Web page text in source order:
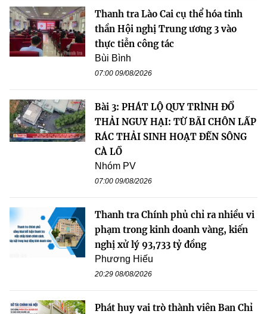
Thanh tra Lào Cai cụ thể hóa tinh
thần Hội nghị Trung ương 3 vào
thực tiễn công tác
Bùi Bình
07:00 09/08/2026
Bài 3: PHÁT LỘ QUY TRÌNH ĐỔ
THẢI NGUY HẠI: TỪ BÃI CHÔN LẤP
RÁC THẢI SINH HOẠT ĐẾN SÔNG
CÀ LỒ
Nhóm PV
07:00 09/08/2026
Thanh tra Chính phủ chỉ ra nhiều vi
phạm trong kinh doanh vàng, kiến
nghị xử lý 93,733 tỷ đồng
Phương Hiếu
20:29 08/08/2026
Phát huy vai trò thành viên Ban Chỉ